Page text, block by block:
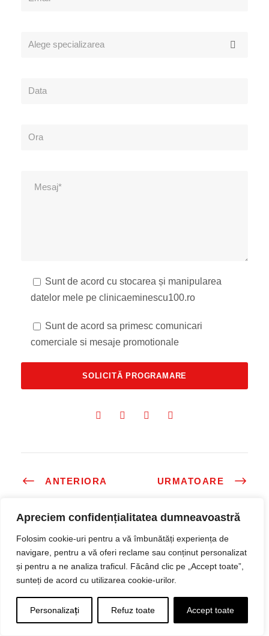
Apreciem confidențialitatea dumneavoastră
Folosim cookie-uri pentru a vă îmbunătăți experiența de
navigare, pentru a vă oferi reclame sau conținut personalizat
și pentru a ne analiza traficul. Făcând clic pe „Accept toate”,
sunteți de acord cu utilizarea cookie-urilor.
Personalizați Refuz toate Accept toate
Sunt de acord cu stocarea și manipularea
datelor mele pe clinicaeminescu100.ro
Sunt de acord sa primesc comunicari
comerciale si mesaje promotionale
ANTERIORA URMATOARE
Postari asemanatoare
Cum sa-ti accesezi metabolismul in mod
sanatos : Ghid complet bazat pe stiinta